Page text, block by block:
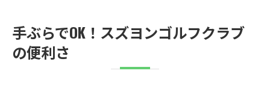
手ぶらでOK！スズヨンゴルフクラブ
の便利さ